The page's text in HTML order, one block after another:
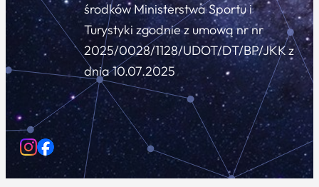
środków Ministerstwa Sportu i
Turystyki zgodnie z umową nr nr
2025/0028/1128/UDOT/DT/BP/JKK z
dnia 10.07.2025